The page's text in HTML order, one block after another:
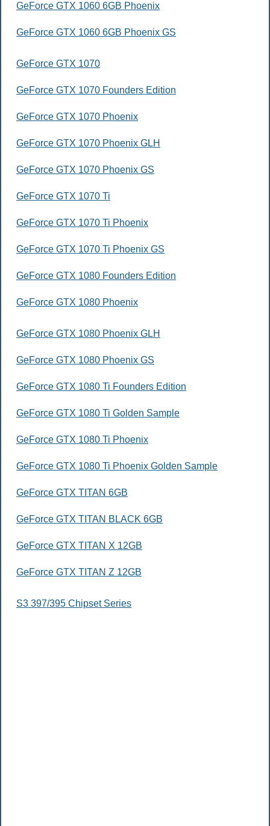
GeForce GTX 1060 6GB Phoenix
GeForce GTX 1060 6GB Phoenix GS
GeForce GTX 1070
GeForce GTX 1070 Founders Edition
GeForce GTX 1070 Phoenix
GeForce GTX 1070 Phoenix GLH
GeForce GTX 1070 Phoenix GS
GeForce GTX 1070 Ti
GeForce GTX 1070 Ti Phoenix
GeForce GTX 1070 Ti Phoenix GS
GeForce GTX 1080 Founders Edition
GeForce GTX 1080 Phoenix
GeForce GTX 1080 Phoenix GLH
GeForce GTX 1080 Phoenix GS
GeForce GTX 1080 Ti Founders Edition
GeForce GTX 1080 Ti Golden Sample
GeForce GTX 1080 Ti Phoenix
GeForce GTX 1080 Ti Phoenix Golden Sample
GeForce GTX TITAN 6GB
GeForce GTX TITAN BLACK 6GB
GeForce GTX TITAN X 12GB
GeForce GTX TITAN Z 12GB
S3 397/395 Chipset Series